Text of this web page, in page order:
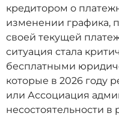
кредитором о
изменении графика,
своей текущей
ситуация стала
бесплатными
которые в 2026 году
или Ассоциация
несостоятельности